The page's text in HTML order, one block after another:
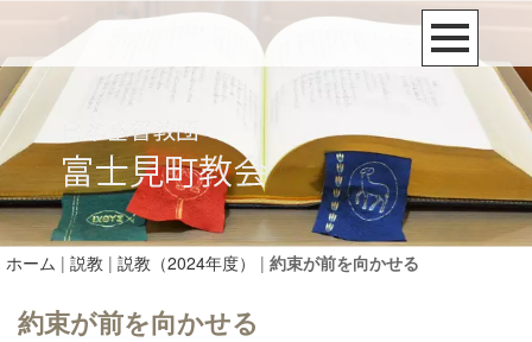
ホーム | 説教 | 説教（2024年度） | 約束が前を向かせる
約束が前を向かせる